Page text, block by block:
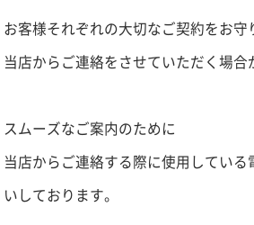
お客様それぞれの大切なご契約をお守
当店からご連絡をさせていただく場合
スムーズなご案内のために
当店からご連絡する際に使用してい
いしております。